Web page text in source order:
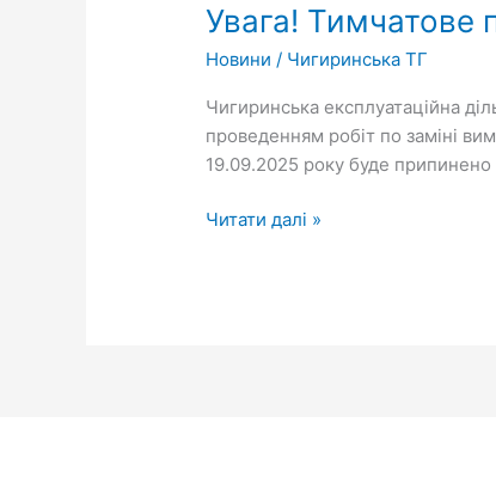
Увага! Тимчатове
Новини / Чигиринська ТГ
Чигиринська експлуатаційна
проведенням робіт по заміні
19.09.2025 року буде
припинення
Читати далі »